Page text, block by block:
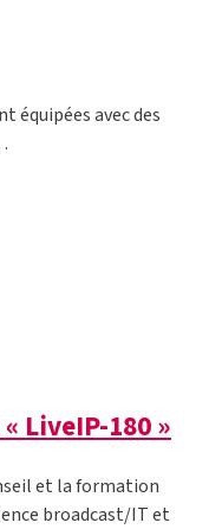
équipées avec des
LiveIP-180 »
et la formation
broadcast/IT et